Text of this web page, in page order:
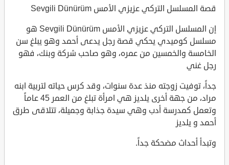
قصة المسلسل التركي عزيزي الأمس Sevgili Dünürüm
إن المسلسل التركي عزيزي الأمس Sevgili Dünürüm هو
مسلسل كوميدي يحكي قصة رجل يدعى أحمد وهو يبلغ سن
الخامسة والخمسين من عمره، وهو صاحب شركة وبنك، فهو
رجل غني
جداً، توفيت زوجته منذ عدة سنوات، وقد كرس حياته لتربية ابنه
مراد، من جهة أخرى يلديز هي امرأة تبلغ من العمر 45 عاماً
وتعمل كمدرسة أدب وهي سيدة جذابة وجميلة، تتلاقى طرق
أحمد و يلديز
وتبدأ أحداث مضحكة جداً.